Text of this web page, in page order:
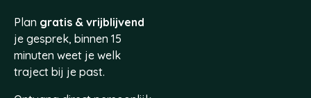
Plan gratis & vrijblijvend
je gesprek, binnen 15
minuten weet je welk
traject bij je past.